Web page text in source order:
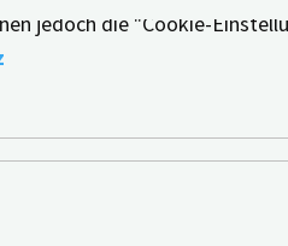
jedoch die "Cookie-